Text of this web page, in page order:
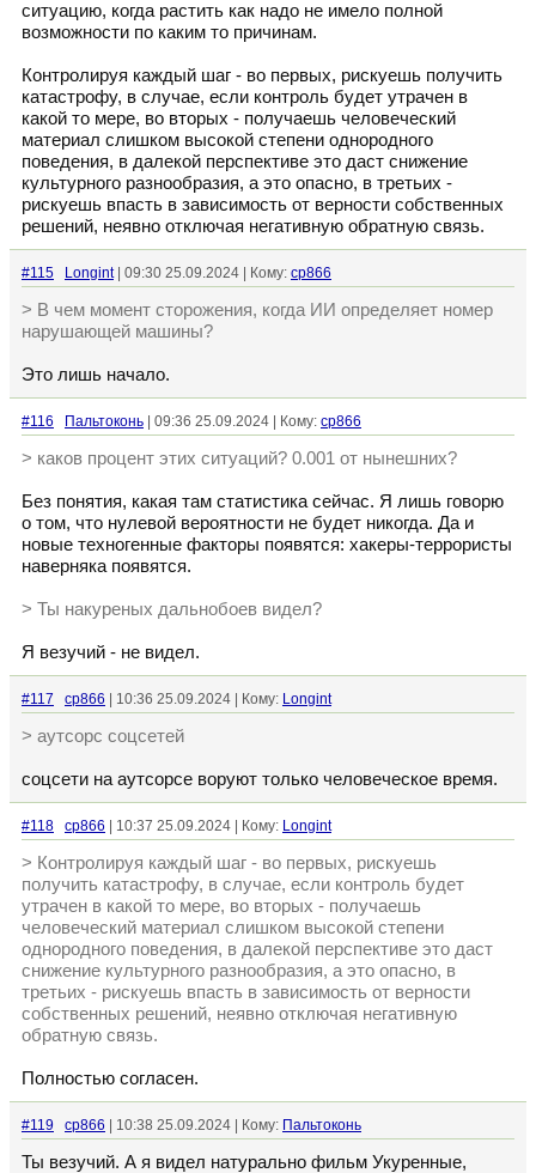
ситуацию, когда растить как надо не имело полной
возможности по каким то причинам.
Контролируя каждый шаг - во первых, рискуешь получить
катастрофу, в случае, если контроль будет утрачен в
какой то мере, во вторых - получаешь человеческий
материал слишком высокой степени однородного
поведения, в далекой перспективе это даст снижение
культурного разнообразия, а это опасно, в третьих -
рискуешь впасть в зависимость от верности собственных
решений, неявно отключая негативную обратную связь.
#115 Longint| 09:30 25.09.2024 | Кому: cp866
> В чем момент сторожения, когда ИИ определяет номер
нарушающей машины?
Это лишь начало.
#116 Пальтоконь | 09:36 25.09.2024 | Кому: cp866
> каков процент этих ситуаций? 0.001 от нынешних?
Без понятия, какая там статистика сейчас. Я лишь говорю
о том, что нулевой вероятности не будет никогда. Да и
новые техногенные факторы появятся: хакеры-террористы
наверняка появятся.
> Ты накуреных дальнобоев видел?
Я везучий - не видел.
#117 cp866 | 10:36 25.09.2024 | Кому: Longint
> аутсорс соцсетей
соцсети на аутсорсе воруют только человеческое время.
#118 cp866 | 10:37 25.09.2024 | Кому: Longint
> Контролируя каждый шаг - во первых, рискуешь
получить катастрофу, в случае, если контроль будет
утрачен в какой то мере, во вторых - получаешь
человеческий материал слишком высокой степени
однородного поведения, в далекой перспективе это даст
снижение культурного разнообразия, а это опасно, в
третьих - рискуешь впасть в зависимость от верности
собственных решений, неявно отключая негативную
обратную связь.
Полностью согласен.
#119 cp866 | 10:38 25.09.2024 | Кому: Пальтоконь
Ты везучий. А я видел натурально фильм Укуренные,